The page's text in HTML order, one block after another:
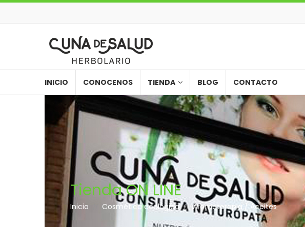
INICIO CONOCENOS TIENDA BLOG CONTACTO
Tienda ON LINE
Inicio Cosmética ecológica // Aromaterapia / Aceites